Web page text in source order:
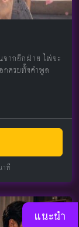
จากอีกฝ่าย ไพ่จะ
กครบทั้งคำพูด
าที
แนะนำ